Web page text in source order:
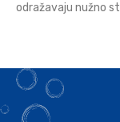
odražavaju nužno